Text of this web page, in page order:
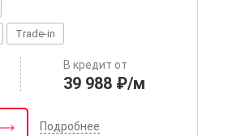
Trade-in
В кредит от
39 988 ₽/м
Подробнее